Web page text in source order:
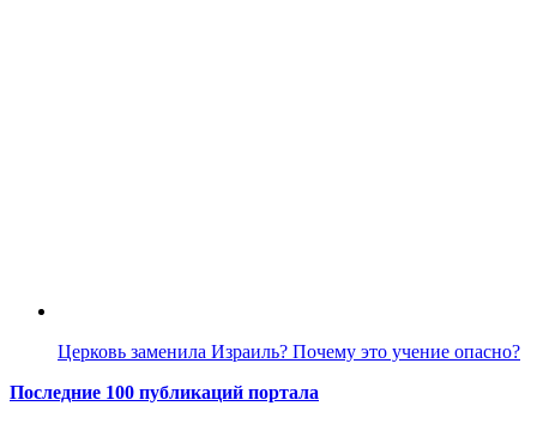
Церковь заменила Израиль? Почему это учение опасно?
Последние 100 публикаций портала